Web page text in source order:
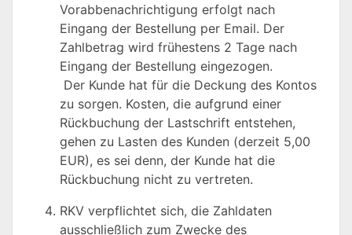
Vorabbenachrichtigung erfolgt nach
Eingang der Bestellung per Email. Der
Zahlbetrag wird frühestens 2 Tage nach
Eingang der Bestellung eingezogen.
Der Kunde hat für die Deckung des Kontos
zu sorgen. Kosten, die aufgrund einer
Rückbuchung der Lastschrift entstehen,
gehen zu Lasten des Kunden (derzeit 5,00
EUR), es sei denn, der Kunde hat die
Rückbuchung nicht zu vertreten.
RKV verpflichtet sich, die Zahldaten
ausschließlich zum Zwecke des